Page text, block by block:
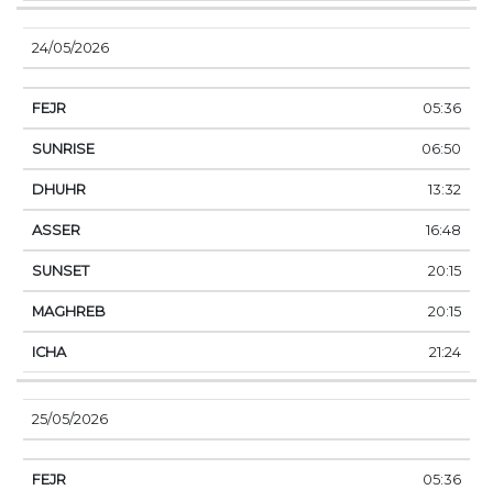
24/05/2026
05:36
06:50
13:32
16:48
20:15
20:15
21:24
25/05/2026
05:36